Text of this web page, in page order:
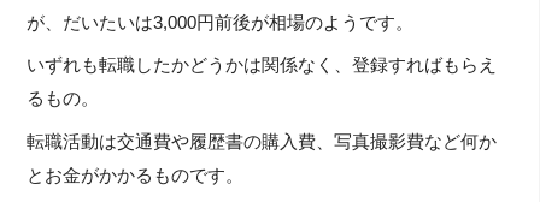
が、だいたいは3,000円前後が相場のようです。
いずれも転職したかどうかは関係なく、登録すればもらえ
るもの。
転職活動は交通費や履歴書の購入費、写真撮影費など何か
とお金がかかるものです。